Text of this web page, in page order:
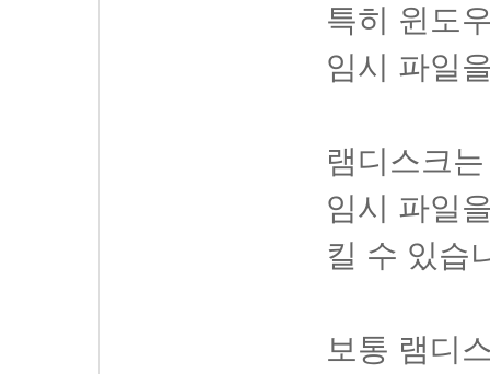
특히 윈도
임시 파일
램디스크
임시 파일
킬 수 있습
보통 램디